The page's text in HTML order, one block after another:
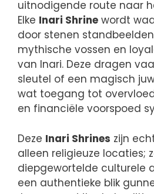
uitnodigende route naar
Elke Inari Shrine wordt
door stenen
mythische vossen en
van Inari. Deze dragen
sleutel of een magisch
wat toegang tot
en financiële voorspoed
Deze Inari Shrines zijn
alleen religieuze locaties;
diepgewortelde culturele
een authentieke blik